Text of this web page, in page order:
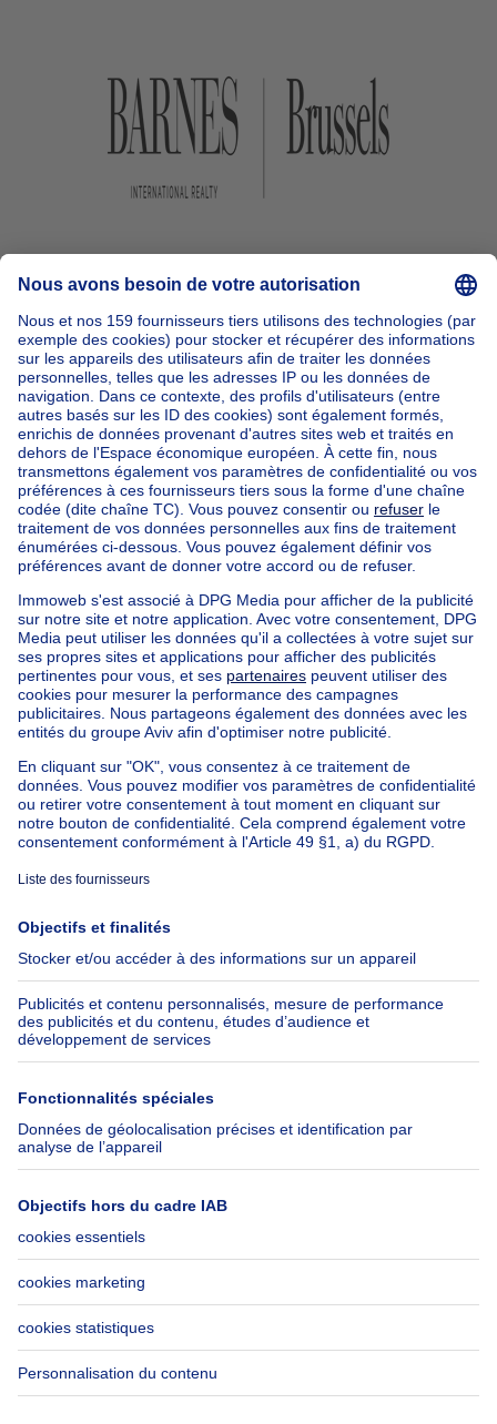
Accueil Belgique
Bruxelles (province)
Bruxelles (arrondissement)
Acheter votre villa à Uccle
Nos maisons hors de la Belgique
Maison à vendre France
Maison à vendre Espagne
Maison à vendre Italie
Maison à vendre Luxembourg
Maison à vendre Pays-bas
Nos biens pas chèrsMaison à vendre pas cher
Appartements à louer pas cher
Nos biens à louer avec chambres
Appartement à vendre avec 3 chambres
Maison à vendre avec 3 chambres
Appartement à louer avec 3 chambres
Maison à louer avec 3 chambres
Appartement à louer avec 3 chambres Bruxelles-ville
À propos
Immoweb
Presse
Emplois
Groupe Axel Springer
SeLoger.com
Immowelt.de
Outils
Belfius
Assurances
Check-list déménagement
Aide
FAQ
Accessibilité
Contactez-nous
Suivez-nous
LinkedIn
Immoweb SA © 2026 - Tous droits réservés
Conditions d'utilisation Gestion des cookies
Vie privée
Règles de fonctionnement et de classement